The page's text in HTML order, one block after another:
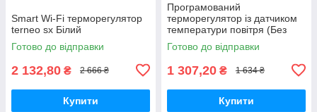
Smart Wi-Fi терморегулятор
terneo sx Білий
Готово до відправки
2 132,80 ₴ 2 666 ₴
Купити
Програмований
терморегулятор із датчиком
температури повітря (Без
датчика температури
підлоги) - Terneo pro*
Готово до відправки
1 307,20 ₴ 1 634 ₴
Купити